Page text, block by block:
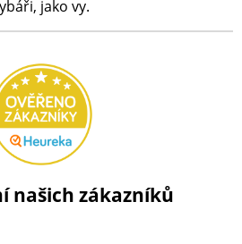
jako vy.
našich zákazníků